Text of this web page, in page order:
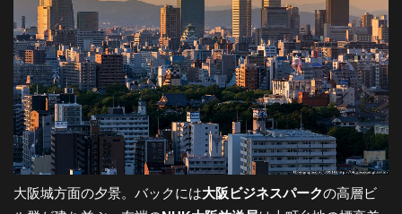
大阪城方面の夕景。バックには大阪ビジネスパークの高層ビ